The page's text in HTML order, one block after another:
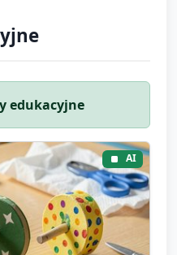
schnięciu prac i
przy odprowadzaniu
edukacyjne
AI